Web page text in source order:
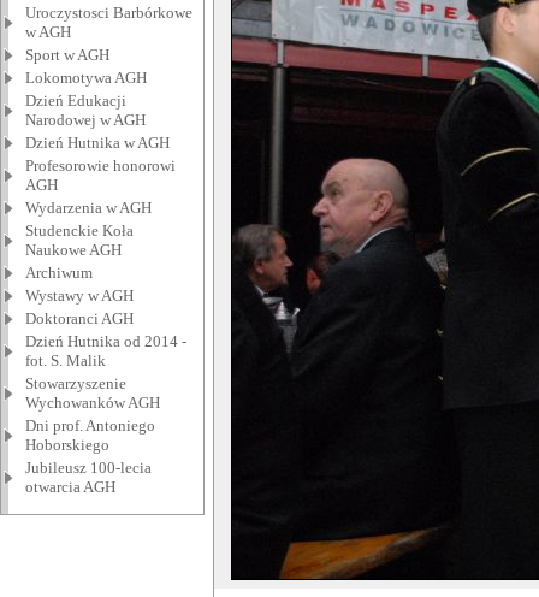
Uroczystosci Barbórkowe
w AGH
Sport w AGH
Lokomotywa AGH
Dzień Edukacji
Narodowej w AGH
Dzień Hutnika w AGH
Profesorowie honorowi
AGH
Wydarzenia w AGH
Studenckie Koła
Naukowe AGH
Archiwum
Wystawy w AGH
Doktoranci AGH
Dzień Hutnika od 2014 -
fot. S. Malik
Stowarzyszenie
Wychowanków AGH
Dni prof. Antoniego
Hoborskiego
Jubileusz 100-lecia
otwarcia AGH